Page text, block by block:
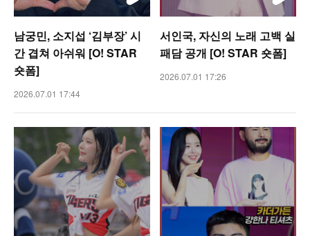
남궁민, 소지섭 ‘김부장’ 시
간 겹쳐 아쉬워 [O! STAR
숏폼]
2026.07.01 17:44
서인국, 자신의 노래 고백 실
패담 공개 [O! STAR 숏폼]
2026.07.01 17:26